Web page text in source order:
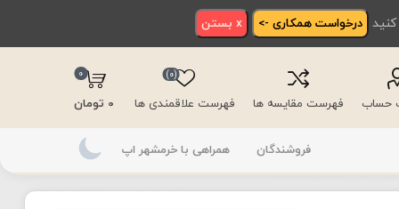
درخواست همکاری -> x بستن
حساب فهرست مقایسه ها فهرست علاقمندی ها
(0)
0
0 تومان
فروشندگان همراهی با خرمشهر اپ